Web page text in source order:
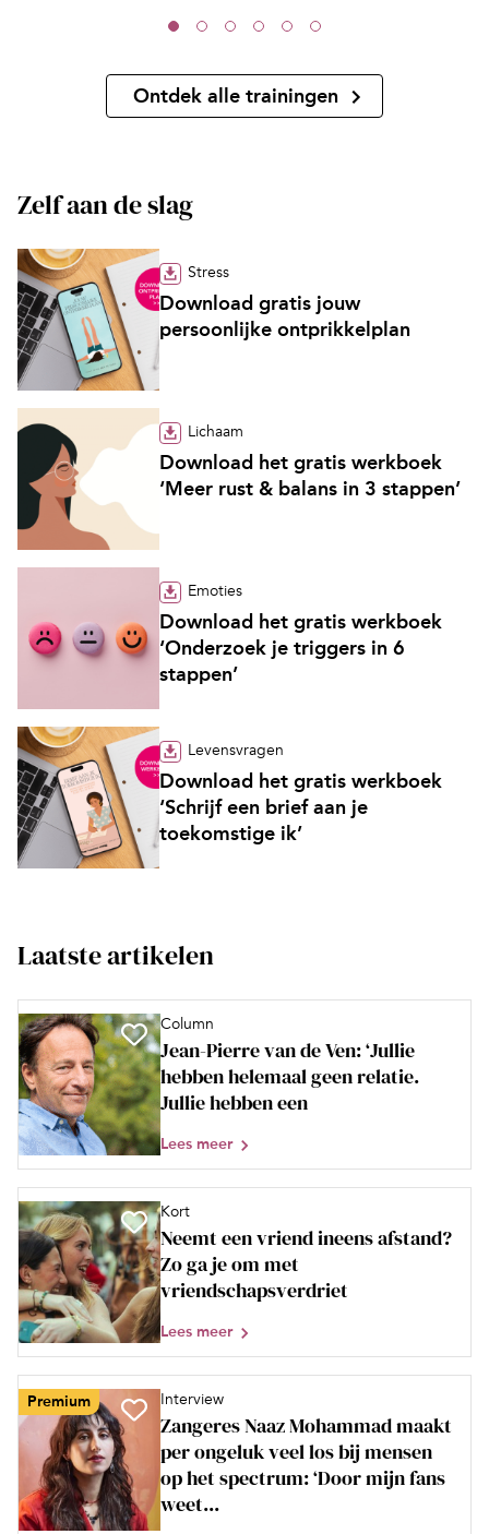
Ontdek alle trainingen
Zelf aan de slag
Stress
Download gratis jouw
persoonlijke ontprikkelplan
Lichaam
Download het gratis werkboek
‘Meer rust & balans in 3 stappen’
Emoties
Download het gratis werkboek
‘Onderzoek je triggers in 6
stappen’
Levensvragen
Download het gratis werkboek
‘Schrijf een brief aan je
toekomstige ik’
Laatste artikelen
Column
Jean-Pierre van de Ven: ‘Jullie
hebben helemaal geen relatie.
Jullie hebben een
Lees meer
Kort
Neemt een vriend ineens afstand?
Zo ga je om met
vriendschapsverdriet
Lees meer
Premium Interview
Zangeres Naaz Mohammad maakt
per ongeluk veel los bij mensen
op het spectrum: ‘Door mijn fans
weet...